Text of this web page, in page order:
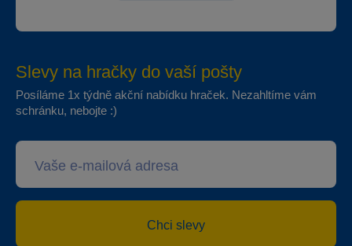
Slevy na hračky do vaší pošty
Posíláme 1x týdně akční nabídku hraček. Nezahltíme vám
schránku, nebojte :)
Chci slevy